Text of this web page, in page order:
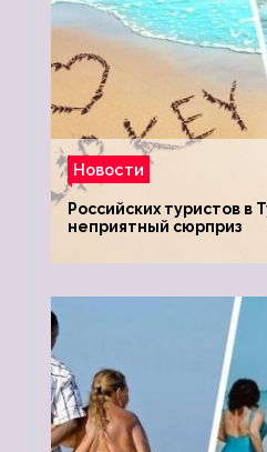
Новости
Российских туристов
неприятный сюрприз